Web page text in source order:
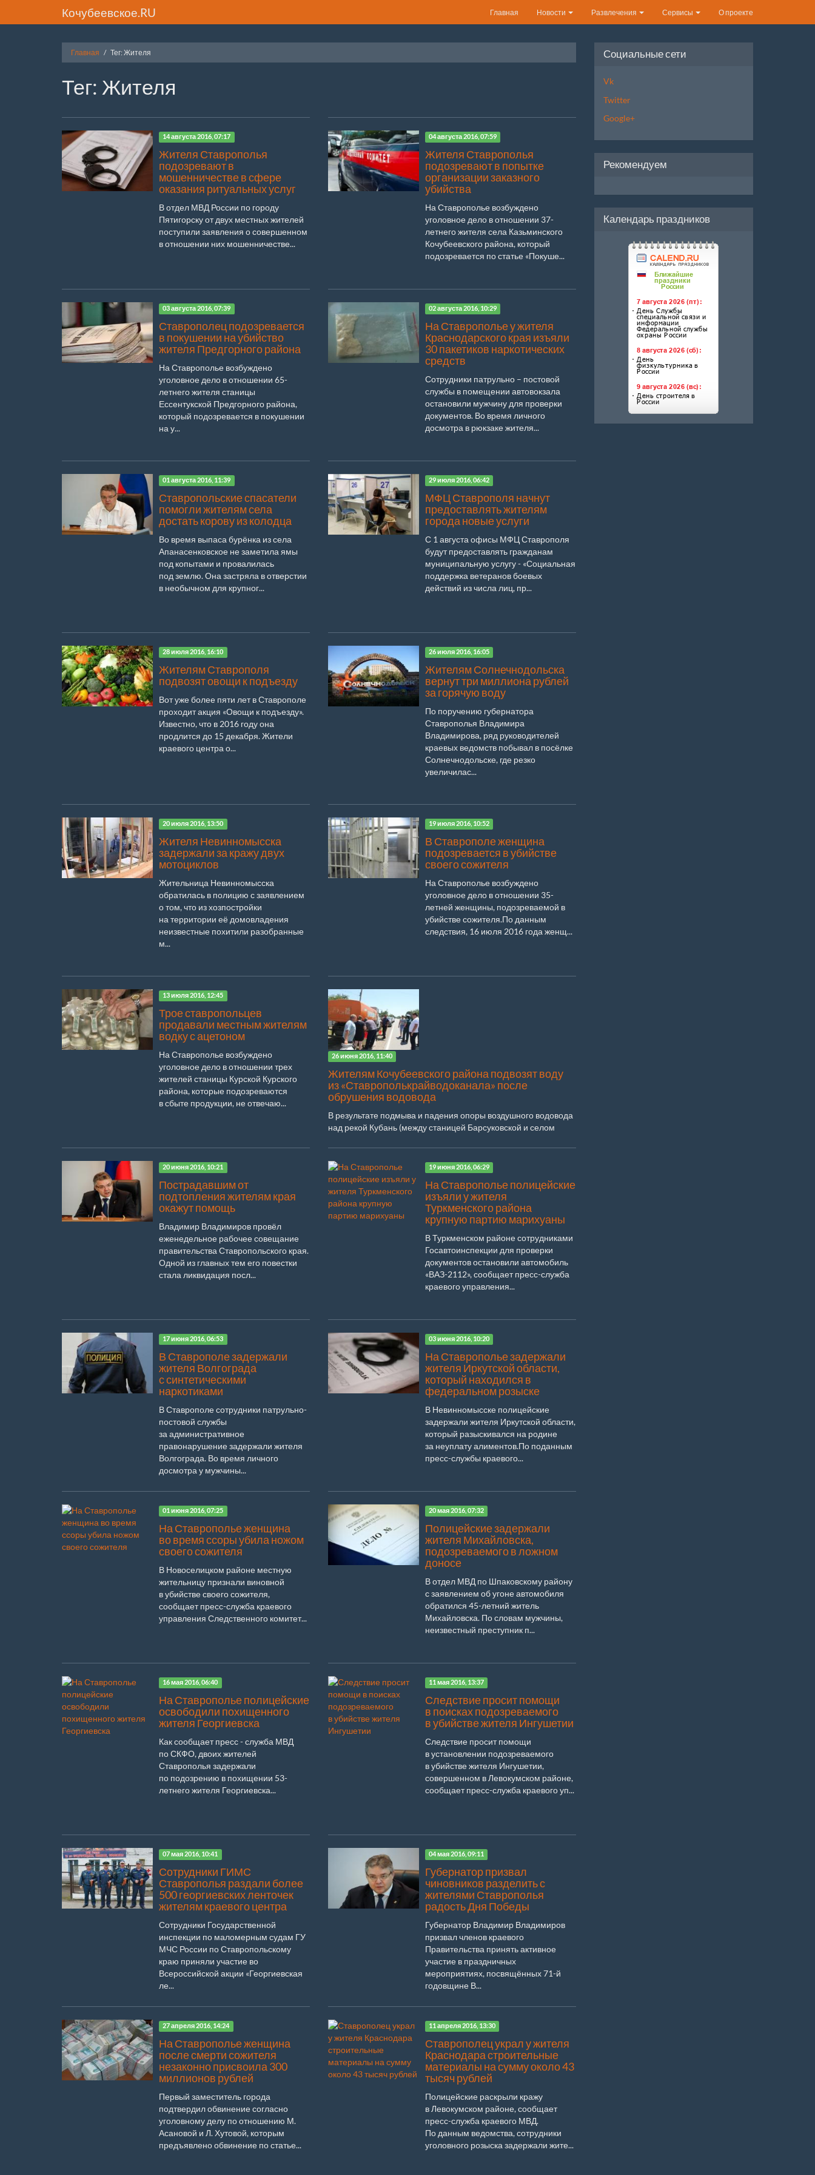
Кочубеевское.RU Главная Новости Развлечения Сервисы О проекте
Главная Тег: Жителя
Тег: Жителя
14 августа 2016, 07:17
Жителя Ставрополья
подозревают в
мошенничестве в сфере
оказания ритуальных услуг
В отдел МВД России по городу
Пятигорску от двух местных жителей
поступили заявления о совершенном
в отношении них мошенничестве...
04 августа 2016, 07:59
Жителя Ставрополья
подозревают в попытке
организации заказного
убийства
На Ставрополье возбуждено
уголовное дело в отношении 37-
летнего жителя села Казьминского
Кочубеевского района, который
подозревается по статье «Покуше...
03 августа 2016, 07:39
Ставрополец подозревается
в покушении на убийство
жителя Предгорного района
На Ставрополье возбуждено
уголовное дело в отношении 65-
летнего жителя станицы
Ессентукской Предгорного района,
который подозревается в покушении
на у...
02 августа 2016, 10:29
На Ставрополье у жителя
Краснодарского края изъяли
30 пакетиков наркотических
средств
Сотрудники патрульно – постовой
службы в помещении автовокзала
остановили мужчину для проверки
документов. Во время личного
досмотра в рюкзаке жителя...
01 августа 2016, 11:39
Ставропольские спасатели
помогли жителям села
достать корову из колодца
Во время выпаса бурёнка из села
Апанасенковское не заметила ямы
под копытами и провалилась
под землю. Она застряла в отверстии
в необычном для крупног...
29 июля 2016, 06:42
МФЦ Ставрополя начнут
предоставлять жителям
города новые услуги
С 1 августа офисы МФЦ Ставрополя
будут предоставлять гражданам
муниципальную услугу - «Социальная
поддержка ветеранов боевых
действий из числа лиц, пр...
28 июля 2016, 16:10
Жителям Ставрополя
подвозят овощи к подъезду
Вот уже более пяти лет в Ставрополе
проходит акция «Овощи к подъезду».
Известно, что в 2016 году она
продлится до 15 декабря. Жители
краевого центра о...
26 июля 2016, 16:05
Жителям Солнечнодольска
вернут три миллиона рублей
за горячую воду
По поручению губернатора
Ставрополья Владимира
Владимирова, ряд руководителей
краевых ведомств побывал в посёлке
Солнечнодольске, где резко
увеличилас...
20 июля 2016, 13:50
Жителя Невинномысска
задержали за кражу двух
мотоциклов
Жительница Невинномысска
обратилась в полицию с заявлением
о том, что из хозпостройки
на территории её домовладения
неизвестные похитили разобранные
м...
19 июля 2016, 10:52
В Ставрополе женщина
подозревается в убийстве
своего сожителя
На Ставрополье возбуждено
уголовное дело в отношении 35-
летней женщины, подозреваемой в
убийстве сожителя.По данным
следствия, 16 июля 2016 года женщ...
13 июля 2016, 12:45
Трое ставропольцев
продавали местным жителям
водку с ацетоном
На Ставрополье возбуждено
уголовное дело в отношении трех
жителей станицы Курской Курского
района, которые подозреваются
в сбыте продукции, не отвечаю...
26 июня 2016, 11:40
Жителям Кочубеевского района подвозят воду
из «Ставрополькрайводоканала» после
обрушения водовода
В результате подмыва и падения опоры воздушного водовода
над рекой Кубань (между станицей Барсуковской и селом
20 июня 2016, 10:21
Пострадавшим от
подтопления жителям края
окажут помощь
Владимир Владимиров провёл
еженедельное рабочее совещание
правительства Ставропольского края.
Одной из главных тем его повестки
стала ликвидация посл...
19 июня 2016, 06:29
На Ставрополье полицейские
изъяли у жителя
Туркменского района
крупную партию марихуаны
В Туркменском районе сотрудниками
Госавтоинспекции для проверки
документов остановили автомобиль
«ВАЗ-2112», сообщает пресс-служба
краевого управления...
17 июня 2016, 06:53
В Ставрополе задержали
жителя Волгограда
с синтетическими
наркотиками
В Ставрополе сотрудники патрульно-
постовой службы
за административное
правонарушение задержали жителя
Волгограда. Во время личного
досмотра у мужчины...
03 июня 2016, 10:20
На Ставрополье задержали
жителя Иркутской области,
который находился в
федеральном розыске
В Невинномысске полицейские
задержали жителя Иркутской области,
который разыскивался на родине
за неуплату алиментов.По поданным
пресс-службы краевого...
01 июня 2016, 07:25
На Ставрополье женщина
во время ссоры убила ножом
своего сожителя
В Новоселицком районе местную
жительницу признали виновной
в убийстве своего сожителя,
сообщает пресс-служба краевого
управления Следственного комитет...
20 мая 2016, 07:32
Полицейские задержали
жителя Михайловска,
подозреваемого в ложном
доносе
В отдел МВД по Шпаковскому району
с заявлением об угоне автомобиля
обратился 45-летний житель
Михайловска. По словам мужчины,
неизвестный преступник п...
16 мая 2016, 06:40
На Ставрополье полицейские
освободили похищенного
жителя Георгиевска
Как сообщает пресс - служба МВД
по СКФО, двоих жителей
Ставрополья задержали
по подозрению в похищении 53-
летнего жителя Георгиевска...
11 мая 2016, 13:37
Следствие просит помощи
в поисках подозреваемого
в убийстве жителя Ингушетии
Следствие просит помощи
в установлении подозреваемого
в убийстве жителя Ингушетии,
совершенном в Левокумском районе,
сообщает пресс-служба краевого уп...
07 мая 2016, 10:41
Сотрудники ГИМС
Ставрополья раздали более
500 георгиевских ленточек
жителям краевого центра
Сотрудники Государственной
инспекции по маломерным судам ГУ
МЧС России по Ставропольскому
краю приняли участие во
Всероссийской акции «Георгиевская
ле...
04 мая 2016, 09:11
Губернатор призвал
чиновников разделить с
жителями Ставрополья
радость Дня Победы
Губернатор Владимир Владимиров
призвал членов краевого
Правительства принять активное
участие в праздничных
мероприятиях, посвящённых 71-й
годовщине В...
27 апреля 2016, 14:24
На Ставрополье женщина
после смерти сожителя
незаконно присвоила 300
миллионов рублей
Первый заместитель города
подтвердил обвинение согласно
уголовному делу по отношению М.
Асановой и Л. Хутовой, которым
предъявлено обвинение по статье...
11 апреля 2016, 13:30
Ставрополец украл у жителя
Краснодара строительные
материалы на сумму около 43
тысяч рублей
Полицейские раскрыли кражу
в Левокумском районе, сообщает
пресс-служба краевого МВД.
По данным ведомства, сотрудники
уголовного розыска задержали жите...
Социальные сети
Vk
Twitter
Google+
Рекомендуем
Календарь праздников